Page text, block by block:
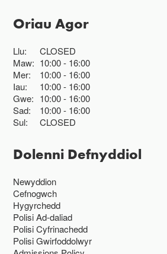
Oriau Agor
Llu:
CLOSED
Maw: 10:00 16:00
Mer:
10:00 16:00
Iau:
10:00 16:00
Gwe: 10:00 16:00
Sad:
10:00 16:00
Sul:
CLOSED
Dolenni Defnyddiol
Newyddion
Cefnogwch
Hygyrchedd
Polisi Ad-daliad
Polisi Cyfrinachedd
Polisi Gwirfoddolwyr